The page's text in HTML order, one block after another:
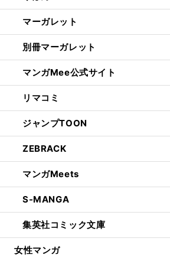
マーガレット
別冊マーガレット
マンガMee公式サイト
リマコミ
ジャンプTOON
ZEBRACK
マンガMeets
S-MANGA
集英社コミック文庫
女性マンガ